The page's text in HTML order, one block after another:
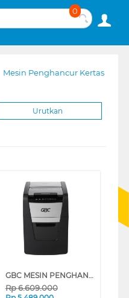
0
Mesin Penghancur Kertas
Urutkan
GBC MESIN PENGHANCUR KERTAS PAPER SHREDDER GBC_AUTO100X
Rp6.609.000